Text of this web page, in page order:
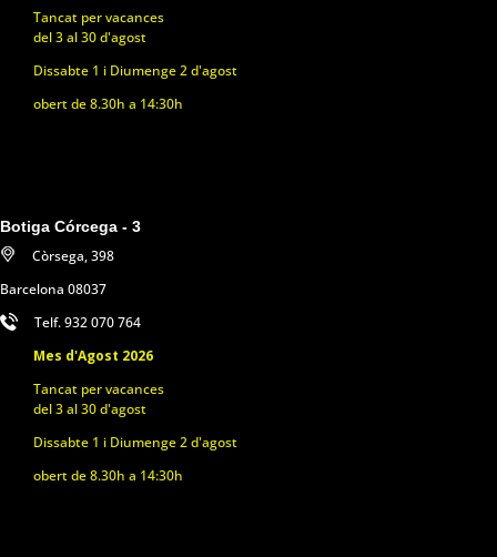
Tancat per vacances
del 3 al 30 d'agost
Dissabte 1 i Diumenge 2 d'agost
obert de 8.30h a 14:30h
Botiga Córcega - 3
Còrsega, 398
Barcelona 08037
Telf. 932 070 764
Mes d'Agost 2026
Tancat per vacances
del 3 al 30 d'agost
Dissabte 1 i Diumenge 2 d'agost
obert de 8.30h a 14:30h